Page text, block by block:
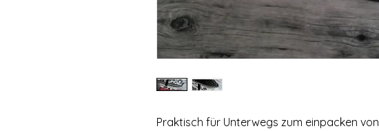
Praktisch für Unterwegs zum einpacken von